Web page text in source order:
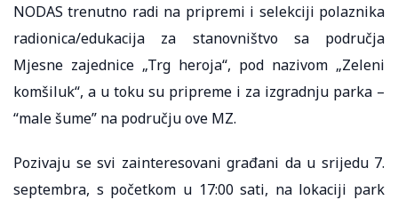
NODAS trenutno radi na pripremi i selekciji polaznika
radionica/edukacija za stanovništvo sa područja
Mjesne zajednice „Trg heroja“, pod nazivom „Zeleni
komšiluk“, a u toku su pripreme i za izgradnju parka –
“male šume” na području ove MZ.
Pozivaju se svi zainteresovani građani da u srijedu 7.
septembra, s početkom u 17:00 sati, na lokaciji park